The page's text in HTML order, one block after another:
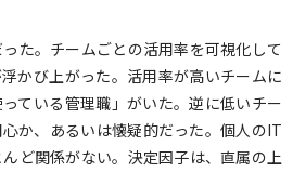
た。チームごとの活用率を可視化して
かび上がった。活用率が高いチームに
ている管理職」がいた。逆に低いチー
か、あるいは懐疑的だった。個人のIT
ど関係がない。決定因子は、直属の上